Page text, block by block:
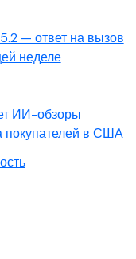
— ответ на вызов
неделе
ИИ-обзоры
покупателей в США